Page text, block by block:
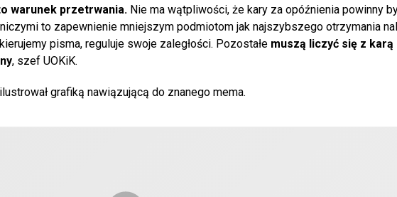
warunek przetrwania. Nie ma wątpliwości, że kary za opóźnienia powinny
to zapewnienie mniejszym podmiotom jak najszybszego otrzymania
pisma, reguluje swoje zaległości. Pozostałe muszą liczyć się z karą
, szef UOKiK.
grafiką nawiązującą do znanego mema.